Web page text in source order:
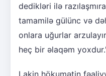
dedikləri ilə
tamamilə gülünc və
onlara uğurlar
heç bir əlaqəm
Lakin hökumətin